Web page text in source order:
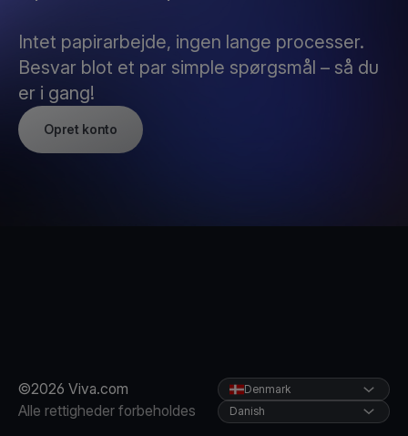
Intet papirarbejde, ingen lange processer.
Besvar blot et par simple spørgsmål – så du
er i gang!
Opret konto
©2026 Viva.com
Alle rettigheder forbeholdes
Denmark
Danish